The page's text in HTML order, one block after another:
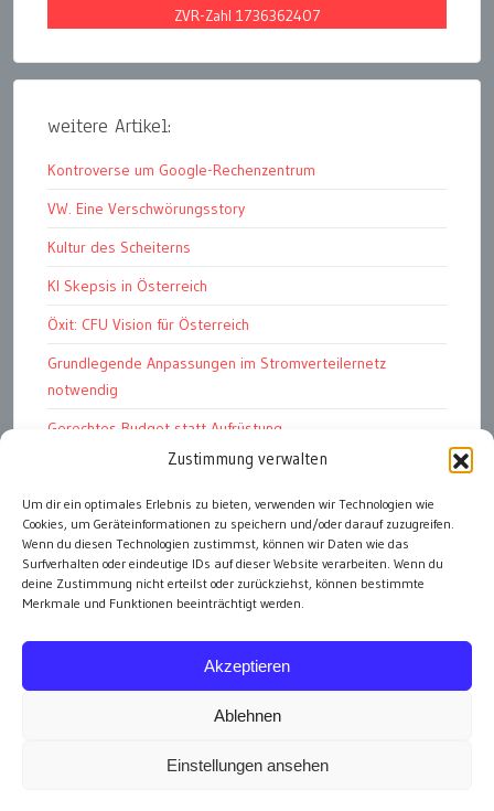
Zustimmung verwalten
Um dir ein optimales Erlebnis zu bieten, verwenden wir Technologien wie
Cookies, um Geräteinformationen zu speichern und/oder darauf zuzugreifen.
Wenn du diesen Technologien zustimmst, können wir Daten wie das
Surfverhalten oder eindeutige IDs auf dieser Website verarbeiten. Wenn du
deine Zustimmung nicht erteilst oder zurückziehst, können bestimmte
Merkmale und Funktionen beeinträchtigt werden.
Akzeptieren
Ablehnen
Einstellungen ansehen
ZVR-Zahl 1736362407
weitere Artikel:
Kontroverse um Google-Rechenzentrum
VW. Eine Verschwörungsstory
Kultur des Scheiterns
KI Skepsis in Österreich
Öxit: CFU Vision für Österreich
Grundlegende Anpassungen im Stromverteilernetz
notwendig
Gerechtes Budget statt Aufrüstung
Petition: E-Dienstwagen
Das Kapitalismustribunal
Bundesschatz für „öffentliche Einheiten“
alle Artikel
Impressum